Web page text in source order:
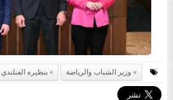
وزير الشباب والرياضة بنظيره الفنلندي